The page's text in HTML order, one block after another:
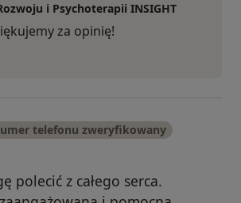
i Psychoterapii INSIGHT
za opinię!
telefonu zweryfikowany
polecić z całego serca.